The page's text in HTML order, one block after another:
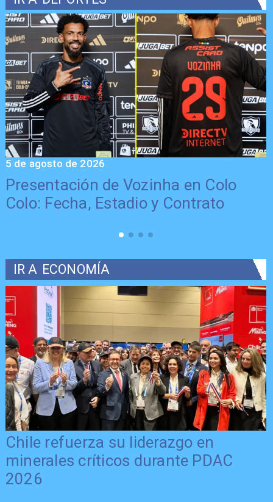
Presentación de Vozinha en Colo
Colo: Fecha, Estadio y Contrato
5 de agosto de 2026
IR A ECONOMÍA
Chile refuerza su liderazgo en
minerales críticos durante PDAC
2026